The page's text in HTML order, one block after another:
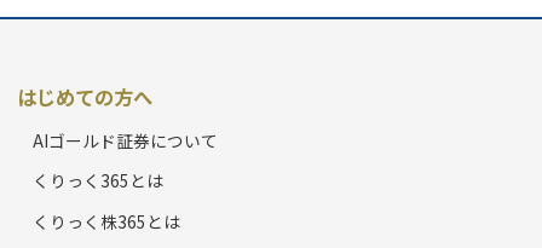
はじめての方へ
AIゴールド証券について
くりっく365とは
くりっく株365とは